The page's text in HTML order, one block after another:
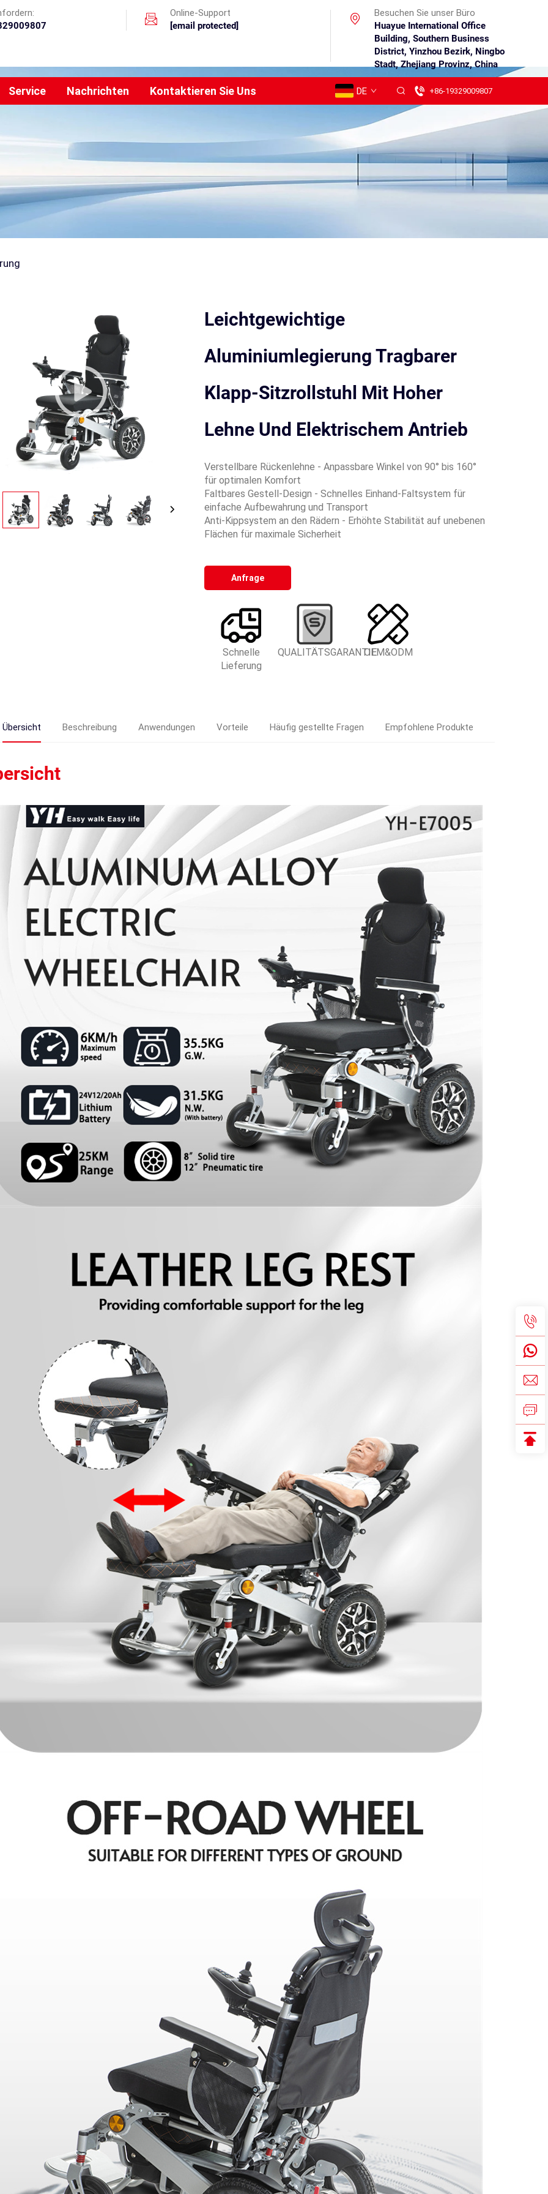
Online-Support
[email protected]
Besuchen Sie unser Büro
Huayue International Office
Building, Southern Business
District, Yinzhou Bezirk, Ningbo
Stadt, Zhejiang Provinz, China
Service Nachrichten Kontaktieren Sie Uns DE +86-19329009807
Leichtgewichtige
Aluminiumlegierung Tragbarer
Klapp-Sitzrollstuhl Mit Hoher
Lehne Und Elektrischem Antrieb
Verstellbare Rückenlehne - Anpassbare Winkel von 90° bis 160°
für optimalen Komfort
Faltbares Gestell-Design - Schnelles Einhand-Faltsystem für
einfache Aufbewahrung und Transport
Anti-Kippsystem an den Rädern - Erhöhte Stabilität auf unebenen
Flächen für maximale Sicherheit
Anfrage
Schnelle
Lieferung
QUALITÄTSGARANTIEOEM&ODM
Übersicht Beschreibung Anwendungen Vorteile Häufig gestellte Fragen Empfohlene Produkte